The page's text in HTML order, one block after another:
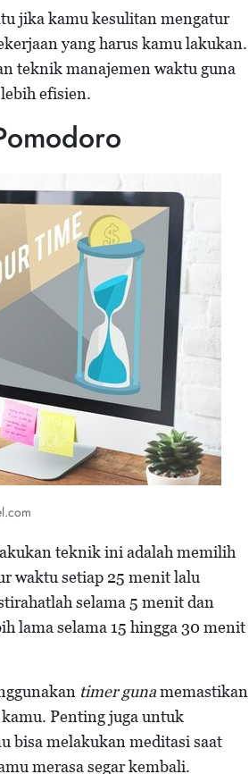
jika kamu kesulitan mengatur
yang harus kamu lakukan.
teknik manajemen waktu guna
efisien.
teknik ini adalah memilih
waktu setiap 25 menit lalu
selama 5 menit dan
lama selama 15 hingga 30 menit
timer gunamemastikan
Penting juga untuk
bisa melakukan meditasi saat
merasa segar kembali.